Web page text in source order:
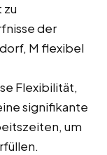
der
M flexibel
Flexibilität,
signifikante
um